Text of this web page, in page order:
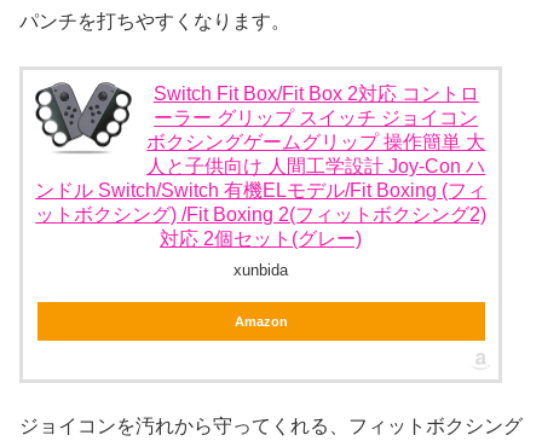
パンチを打ちやすくなります。
Switch Fit Box/Fit Box 2対応 コントロ
ーラー グリップ スイッチ ジョイコン
ボクシングゲームグリップ 操作簡単 大
人と子供向け 人間工学設計 Joy-Con ハ
ンドル Switch/Switch 有機ELモデル/Fit Boxing (フィ
ットボクシング) /Fit Boxing 2(フィットボクシング2)
対応 2個セット(グレー)
xunbida
Amazon
ジョイコンを汚れから守ってくれる、フィットボクシング